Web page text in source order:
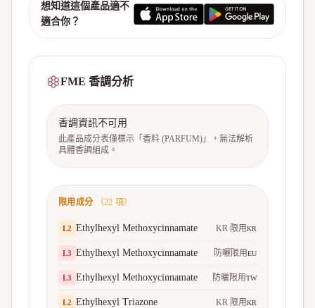
想知道這個產品適不
適合你？
FME 香調分析
香調資訊不可用
此產品成分表僅標示「香料 (PARFUM)」，無法解析
具體香調組成。
限用成分 （22 項）
L2 Ethylhexyl Methoxycinnamate KR 限用KR
L3 Ethylhexyl Methoxycinnamate 防曬限用EU
L3 Ethylhexyl Methoxycinnamate 防曬限用TW
L2 Ethylhexyl Triazone KR 限用KR